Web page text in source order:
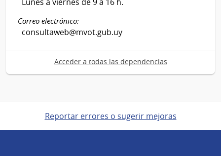
Correo electrónico:
consultaweb@mvot.gub.uy
Acceder a todas las dependencias
Reportar errores o sugerir mejoras